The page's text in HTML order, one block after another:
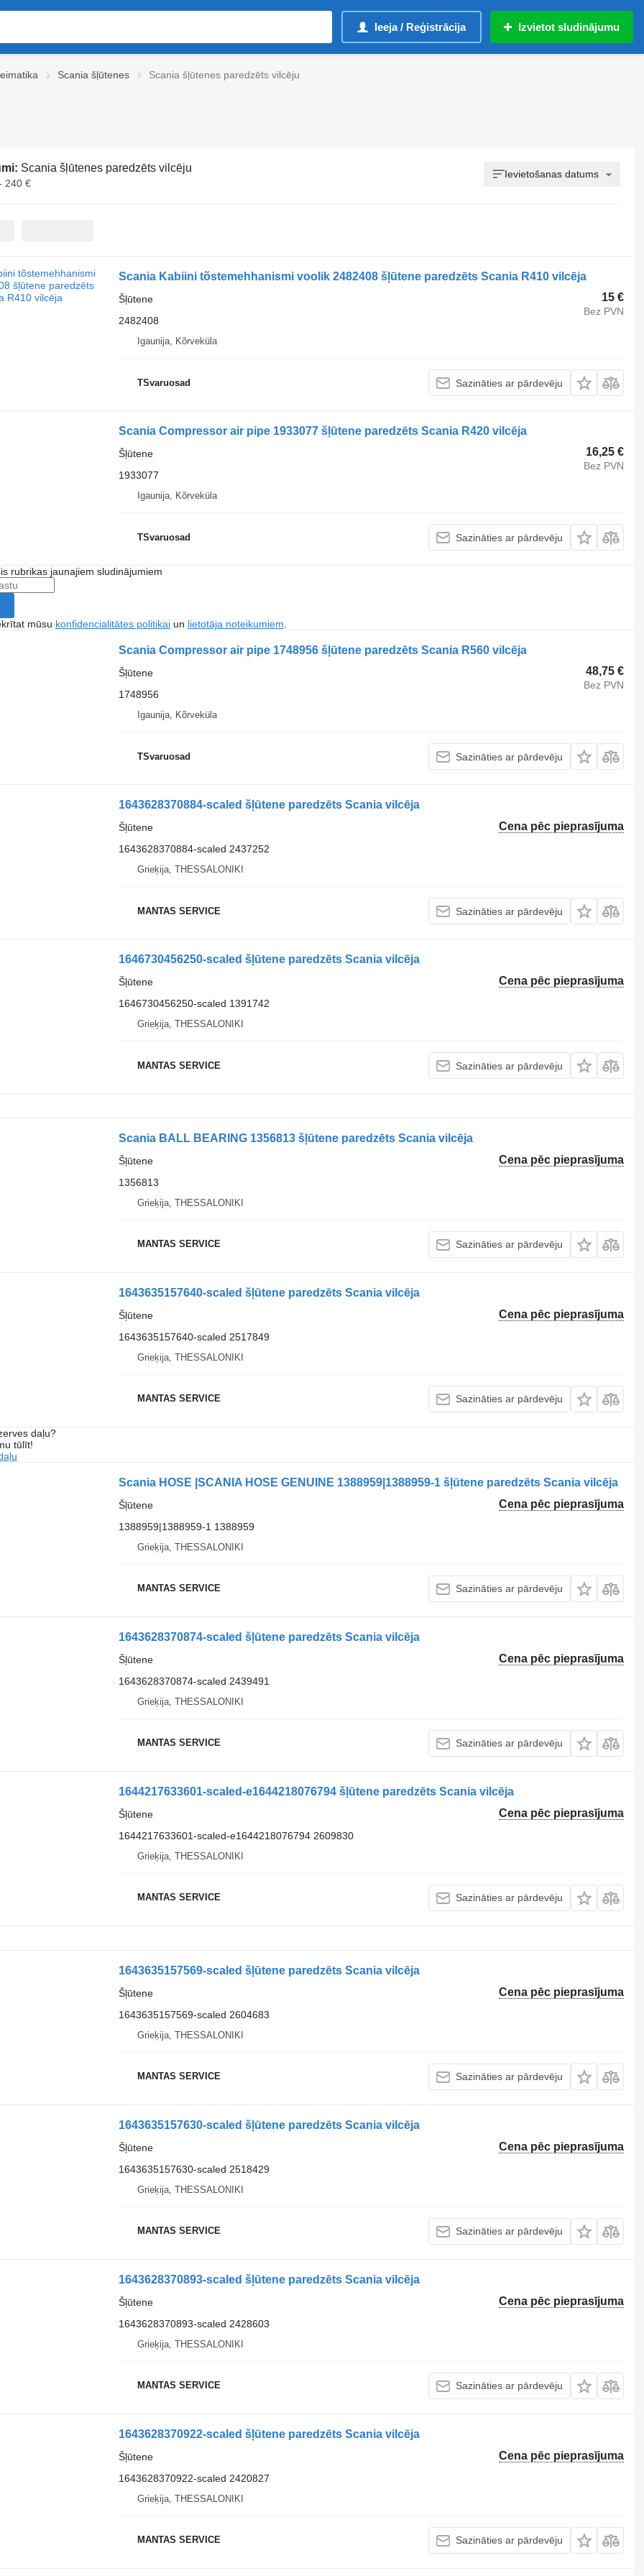
Ieeja / Reģistrācija Izvietot sludinājumu
Scania šļūtenes Scania šļūtenes paredzēts vilcēju
Scania šļūtenes paredzēts vilcēju
240 €
Ievietošanas datums
Scania Kabiini tõstemehhanismi voolik 2482408 šļūtene paredzēts Scania R410 vilcēja
15 €
Bez PVN
Šļūtene
2482408
Igaunija, Kõrveküla
TSvaruosad Sazināties ar pārdevēju
Scania Compressor air pipe 1933077 šļūtene paredzēts Scania R420 vilcēja
16,25 €
Bez PVN
Šļūtene
1933077
Igaunija, Kõrveküla
TSvaruosad Sazināties ar pārdevēju
rubrikas jaunajiem sludinājumiem
mūsu konfidencialitātes politikaiun lietotāja noteikumiem
Scania Compressor air pipe 1748956 šļūtene paredzēts Scania R560 vilcēja
48,75 €
Bez PVN
Šļūtene
1748956
Igaunija, Kõrveküla
TSvaruosad Sazināties ar pārdevēju
1643628370884-scaled šļūtene paredzēts Scania vilcēja
Cena pēc pieprasījuma
Šļūtene
1643628370884-scaled 2437252
Grieķija, THESSALONIKI
MANTAS SERVICE Sazināties ar pārdevēju
1646730456250-scaled šļūtene paredzēts Scania vilcēja
Cena pēc pieprasījuma
Šļūtene
1646730456250-scaled 1391742
Grieķija, THESSALONIKI
MANTAS SERVICE Sazināties ar pārdevēju
Scania BALL BEARING 1356813 šļūtene paredzēts Scania vilcēja
Cena pēc pieprasījuma
Šļūtene
1356813
Grieķija, THESSALONIKI
MANTAS SERVICE Sazināties ar pārdevēju
1643635157640-scaled šļūtene paredzēts Scania vilcēja
Cena pēc pieprasījuma
Šļūtene
1643635157640-scaled 2517849
Grieķija, THESSALONIKI
MANTAS SERVICE Sazināties ar pārdevēju
daļu?
tūlīt!
Scania HOSE |SCANIA HOSE GENUINE 1388959|1388959-1 šļūtene paredzēts Scania vilcēja
Cena pēc pieprasījuma
Šļūtene
1388959|1388959-1 1388959
Grieķija, THESSALONIKI
MANTAS SERVICE Sazināties ar pārdevēju
1643628370874-scaled šļūtene paredzēts Scania vilcēja
Cena pēc pieprasījuma
Šļūtene
1643628370874-scaled 2439491
Grieķija, THESSALONIKI
MANTAS SERVICE Sazināties ar pārdevēju
1644217633601-scaled-e1644218076794 šļūtene paredzēts Scania vilcēja
Cena pēc pieprasījuma
Šļūtene
1644217633601-scaled-e1644218076794 2609830
Grieķija, THESSALONIKI
MANTAS SERVICE Sazināties ar pārdevēju
1643635157569-scaled šļūtene paredzēts Scania vilcēja
Cena pēc pieprasījuma
Šļūtene
1643635157569-scaled 2604683
Grieķija, THESSALONIKI
MANTAS SERVICE Sazināties ar pārdevēju
1643635157630-scaled šļūtene paredzēts Scania vilcēja
Cena pēc pieprasījuma
Šļūtene
1643635157630-scaled 2518429
Grieķija, THESSALONIKI
MANTAS SERVICE Sazināties ar pārdevēju
1643628370893-scaled šļūtene paredzēts Scania vilcēja
Cena pēc pieprasījuma
Šļūtene
1643628370893-scaled 2428603
Grieķija, THESSALONIKI
MANTAS SERVICE Sazināties ar pārdevēju
1643628370922-scaled šļūtene paredzēts Scania vilcēja
Cena pēc pieprasījuma
Šļūtene
1643628370922-scaled 2420827
Grieķija, THESSALONIKI
MANTAS SERVICE Sazināties ar pārdevēju